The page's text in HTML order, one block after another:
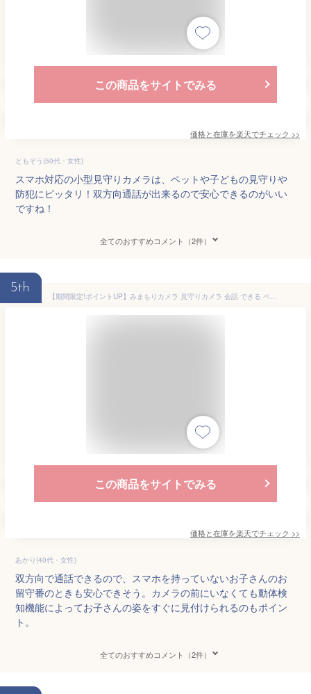
この商品をサイトでみる
価格と在庫を楽天でチェック >>
ともぞう(50代・女性)
スマホ対応の小型見守りカメラは、ペットや子どもの見守りや
防犯にピッタリ！双方向通話が出来るので安心できるのがいい
ですね！
全てのおすすめコメント（2件）
5th
【期間限定!ポイントUP】みまもりカメラ 見守りカメラ 会話 できる ペット モニター モニター付 ペット 赤ちゃん 介護 子供 wifi スマホ 双方向通話 留守 300万画素 音声 首振り 2.4GHz対応 防犯 監視 SDカード録画 動体検知 映像共有 監視 遠隔操作 マイク内蔵
この商品をサイトでみる
価格と在庫を楽天でチェック >>
あかり(40代・女性)
双方向で通話できるので、スマホを持っていないお子さんのお
留守番のときも安心できそう。カメラの前にいなくても動体検
知機能によってお子さんの姿をすぐに見付けられるのもポイン
ト。
全てのおすすめコメント（2件）